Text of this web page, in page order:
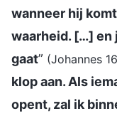
wanneer hij
waarheid. […] en
gaat” (Johannes
klop aan. Als
opent, zal ik